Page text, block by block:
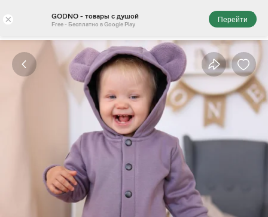
× GODNO - товары с душой
Free - Бесплатно в Google Play
Перейти